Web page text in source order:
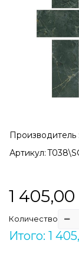
Производитель
Артикул:
1 405,00
Количество
Итого: 1